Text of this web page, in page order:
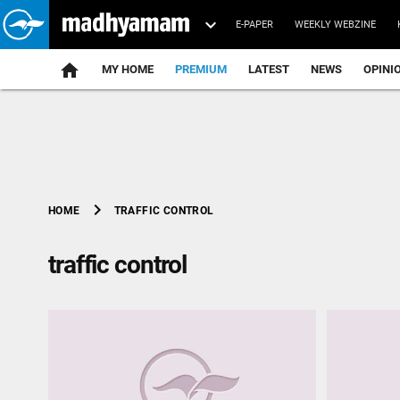
E-PAPER WEEKLY WEBZINE
home MY HOME PREMIUM LATEST NEWS
HOME chevron_right TRAFFIC CONTROL
traffic control